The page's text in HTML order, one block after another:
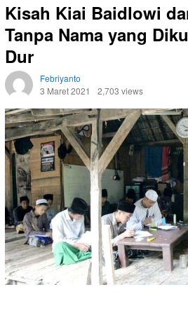
Kisah Kiai Baidlowi
Tanpa Nama yang
Dur
Febriyanto
3 Maret 2021
2,703 views